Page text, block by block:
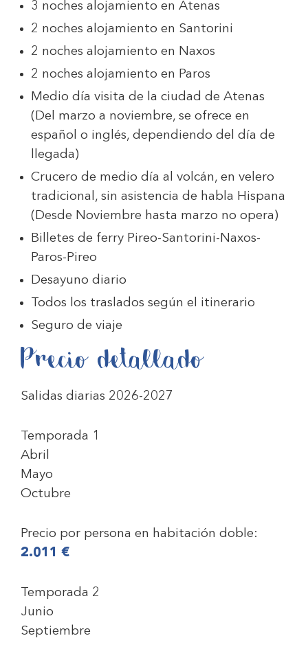
3 noches alojamiento en Atenas
2 noches alojamiento en Santorini
2 noches alojamiento en Naxos
2 noches alojamiento en Paros
Medio día visita de la ciudad de Atenas
(Del marzo a noviembre, se ofrece en
español o inglés, dependiendo del día de
llegada)
Crucero de medio día al volcán, en velero
tradicional, sin asistencia de habla Hispana
(Desde Noviembre hasta marzo no opera)
Billetes de ferry Pireo-Santorini-Naxos-
Paros-Pireo
Desayuno diario
Todos los traslados según el itinerario
Seguro de viaje
Precio detallado
Salidas diarias 2026-2027
Temporada 1
Abril
Mayo
Octubre
Precio por persona en habitación doble:
2.011 €
Temporada 2
Junio
Septiembre